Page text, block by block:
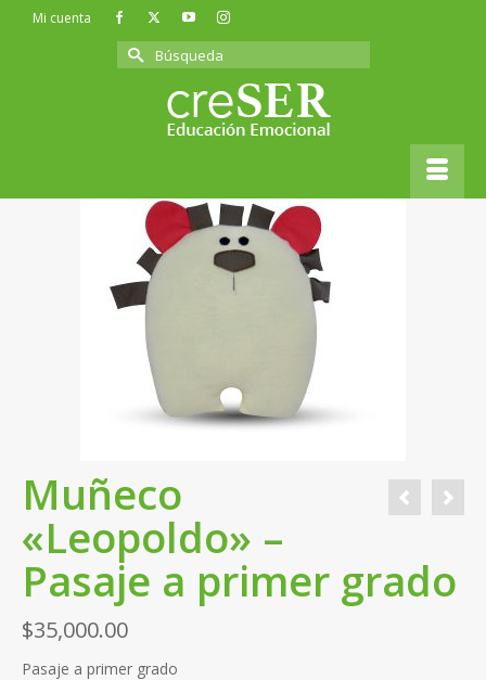
Mi cuenta
Buscar
por:
Inicio » Kukitos » Muñeco «Leopoldo» – Pasaje a primer grado
Muñeco
«Leopoldo» –
Pasaje a primer grado
$35,000.00
Pasaje a primer grado